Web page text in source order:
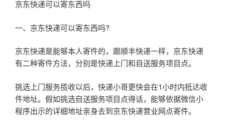
京东快递可以寄东西吗
一、京东快递可以寄东西吗?
京东快递是能够本人寄件的，跟顺丰快递一样，京东快递
有二种寄件方法，分别是快递上门和自送服务项目点。
挑选上门服务揽收以后，快递小哥更快会在1小时内抵达收
件地址。假如挑选自送服务项目点得话，能够依据微信小
程序出示的详细地址亲身去到京东快递营业网点寄件。